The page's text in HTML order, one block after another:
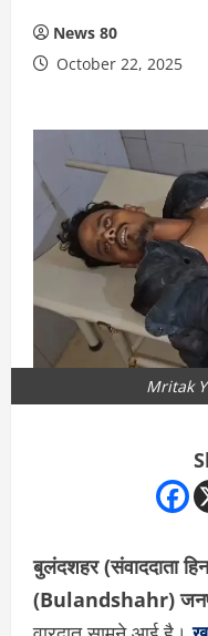
News 80
October 22, 2025
Mritak
बुलंदशहर (संवाददाता
(Bulandshahr)